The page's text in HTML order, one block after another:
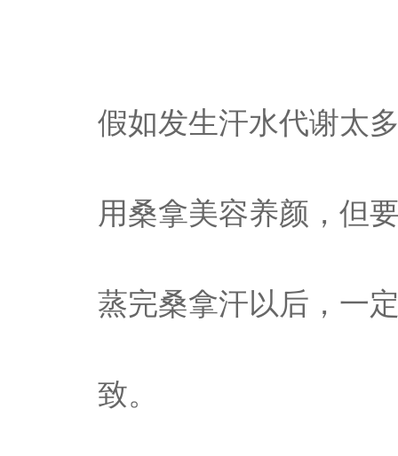
假如发生汗水代谢太
用桑拿美容养颜，但
蒸完桑拿汗以后，一
致。